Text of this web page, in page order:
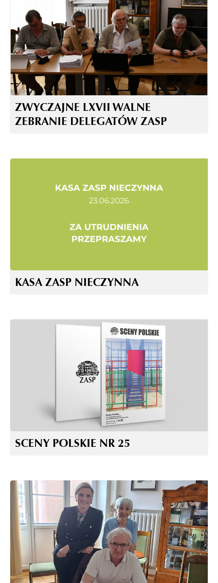
ZWYCZAJNE LXVII WALNE
ZEBRANIE DELEGATÓW ZASP
KASA ZASP NIECZYNNA
SCENY POLSKIE NR 25